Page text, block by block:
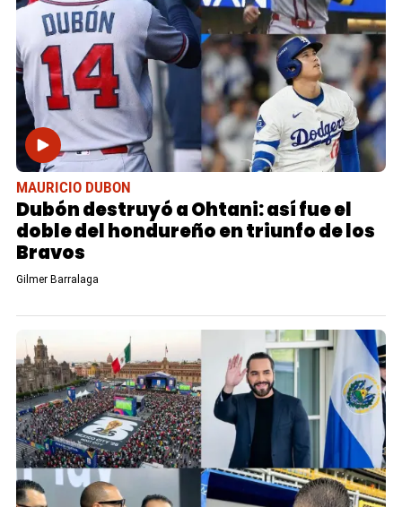
MAURICIO DUBON
Dubón destruyó a Ohtani: así fue el
doble del hondureño en triunfo de los
Bravos
Gilmer Barralaga